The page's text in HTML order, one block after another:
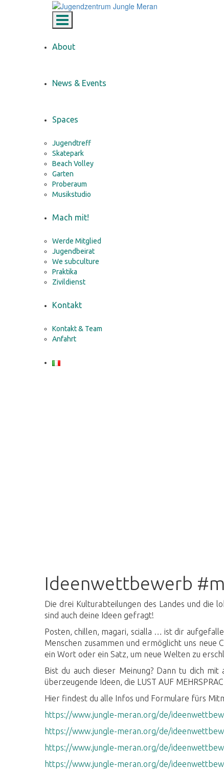
Toggle navigation
About
News & Events
Spaces
Jugendtreff
Skatepark
Beach Volley
Garten
Proberaum
Musikstudio
Mach mit!
Werde Mitglied
Jugendbeirat
We subculture
Praktika
Zivildienst
Kontakt
Kontakt & Team
Anfahrt
Ideenwettbewerb
Die drei Kulturabteilungen des Landes und die
sind auch deine Ideen gefragt!
Posten, chillen, magari, scialla … ist dir
Menschen zusammen und ermöglicht uns neue
ein Wort oder ein Satz, um neue Welten zu
Bist du auch dieser Meinung? Dann tu dich mit
überzeugende Ideen, die LUST AUF
Hier findest du alle Infos und Formulare fürs
https://www.jungle-meran.org/de/
https://www.jungle-meran.org/de/
https://www.jungle-meran.org/de/
https://www.jungle-meran.org/de/